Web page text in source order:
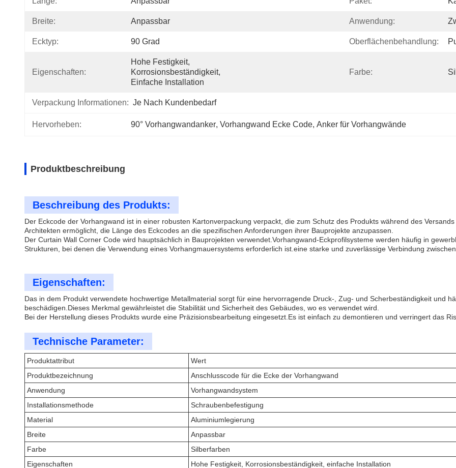
Breite: Anpassbar Anwendung:
Ecktyp: 90 Grad Oberflächenbehandlung:
Eigenschaften:
Hohe Festigkeit,
Korrosionsbeständigkeit,
Einfache Installation
Farbe:
Verpackung Informationen: Je Nach Kundenbedarf
Hervorheben: 90° Vorhangwandanker, Vorhangwand Ecke Code, Anker für Vorhangwände
Produktbeschreibung
Beschreibung des Produkts:
Der Eckcode der Vorhangwand ist in einer robusten Kartonverpackung verpackt, die zum Schutz des Produkts während des
Architekten ermöglicht, die Länge des Eckcodes an die spezifischen Anforderungen ihrer Bauprojekte anzupassen.
Der Curtain Wall Corner Code wird hauptsächlich in Bauprojekten verwendet.Vorhangwand-Eckprofilsysteme werden häufig in
Strukturen, bei denen die Verwendung eines Vorhangmauersystems erforderlich ist.eine starke und zuverlässige Verbindung
Eigenschaften:
Das in dem Produkt verwendete hochwertige Metallmaterial sorgt für eine hervorragende Druck-, Zug- und Scherbeständigkeit und
beschädigen.Dieses Merkmal gewährleistet die Stabilität und Sicherheit des Gebäudes, wo es verwendet wird.
Bei der Herstellung dieses Produkts wurde eine Präzisionsbearbeitung eingesetzt.Es ist einfach zu demontieren und verringert das
Technische Parameter:
Produktattribut
Wert
Produktbezeichnung
Anschlusscode für die Ecke der Vorhangwand
Anwendung
Vorhangwandsystem
Installationsmethode
Schraubenbefestigung
Material
Aluminiumlegierung
Breite
Anpassbar
Farbe
Silberfarben
Eigenschaften
Hohe Festigkeit, Korrosionsbeständigkeit, einfache Installation